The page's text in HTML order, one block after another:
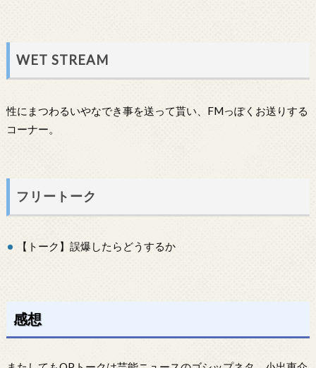
WET STREAM
性にまつわるいやなでき事を送って貰い、FMっぽくお送りする
コーナー。
フリートーク
【トーク】誤爆したらどうするか
感想